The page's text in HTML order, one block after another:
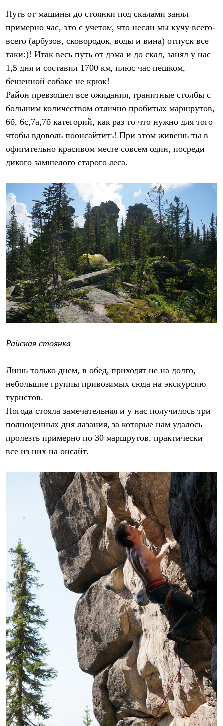
Путь от машины до стоянки под скалами занял
примерно час, это с учетом, что несли мы кучу всего-
всего (арбузов, сковородок, воды и вина) отпуск все
таки:)! Итак весь путь от дома и до скал, занял у нас
1,5 дня и составил 1700 км, плюс час пешком,
бешенной собаке не крюк!
Район превзошел все ожидания, гранитные столбы с
большим количеством отлично пробитых маршрутов,
6б, 6с,7а,7б категорий, как раз то что нужно для того
чтобы вдоволь поонсайтить! При этом живешь ты в
офигительно красивом месте совсем один, посреди
дикого замшелого старого леса.
Райская стоянка
Лишь только днем, в обед, приходят не на долго,
небольшие группы привозимых сюда на экскурсию
туристов.
Погода стояла замечательная и у нас получилось три
полноценных дня лазания, за которые нам удалось
пролезть примерно по 30 маршрутов, практически
все из них на онсайт.